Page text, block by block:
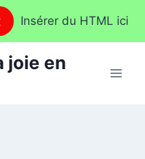
Insérer du HTML ici
joie en